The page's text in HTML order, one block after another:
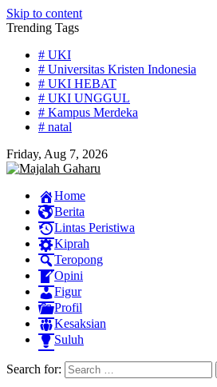
Skip to content
Trending Tags
# UKI
# Universitas Kristen Indonesia
# UKI HEBAT
# UKI UNGGUL
# Kampus Merdeka
# natal
Friday, Aug 7, 2026
Home
Berita
Lintas Peristiwa
Kiprah
Teropong
Opini
Figur
Profil
Kesaksian
Suluh
Search for: